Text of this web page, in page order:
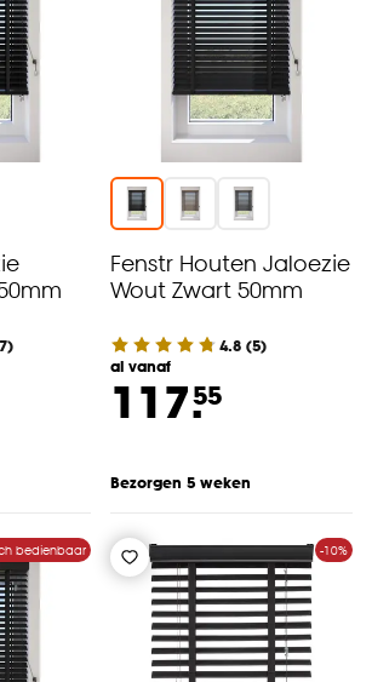
)
Fenstr Houten Jaloezie
Wout Zwart 50mm
4.8 (5)
al vanaf
117.55
Bezorgen 5 weken
bedienbaar -10%